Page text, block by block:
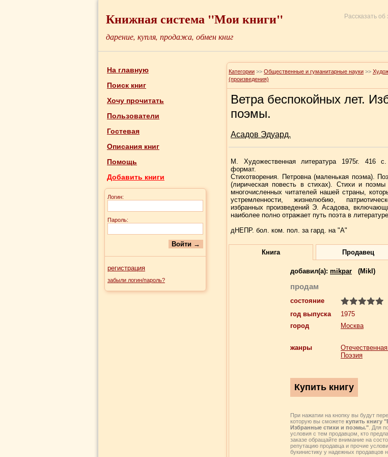
Книжная система "Мои книги" Рассказать
дарение, купля, продажа, обмен книг
На главную
Поиск книг
Хочу прочитать
Пользователи
Гостевая
Описания книг
Помощь
Добавить книги
Логин:
Пароль:
регистрация
забыли логин/пароль?
Категории >> Общественные и гуманитарные науки >>
(произведения)
Ветра беспокойных лет.
поэмы.
Асадов Эдуард.
М. Художественная литература 1975г. 416
формат.
Стихотворения. Петровна (маленькая поэма).
(лирическая повесть в стихах). Стихи и
многочисленных читателей нашей страны,
устремленности, жизнелюбию,
избранных произведений Э. Асадова,
наиболее полно отражает путь поэта в
дНЕПР. бол. ком. пол. за гард. на "А"
Книга Продавец
добавил(a): mikpar (Mikl)
продам
состояние
год выпуска
1975
город
Москва
жанры
Поэзия
При нажатии на кнопку вы будут
которую вы сможете купить книгу
Избранные стихи и поэмы." . Для
условия с тем продавцом, кто
заказе обращайте внимание на
репутацию продавца и прочие
букинистику у надежных продавцов